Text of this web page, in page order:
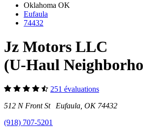
Oklahoma OK
Eufaula
74432
Jz Motors LLC
(U-Haul
251 évaluations
512 N Front St Eufaula, OK 74432
(918) 707-5201